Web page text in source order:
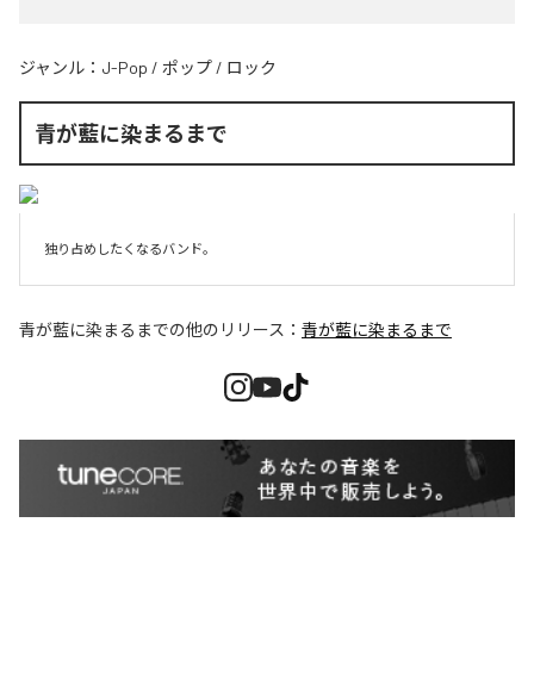
ジャンル： J-Pop / ポップ / ロック
青が藍に染まるまで
独り占めしたくなるバンド。
青が藍に染まるまでの他のリリース： 青が藍に染まるまで